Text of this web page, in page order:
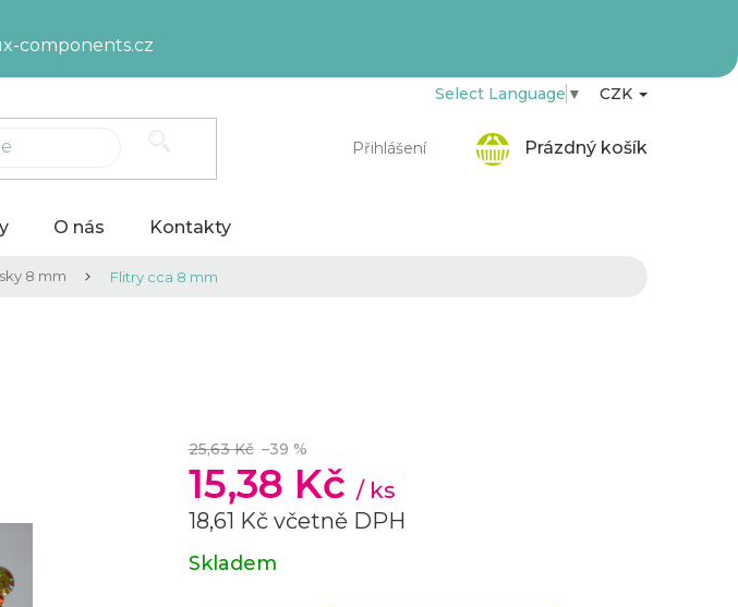
components.cz
Přihlášení
Select Language ▼ CZK
Prázdný košík
O nás Kontakty
8 mm Flitry cca 8 mm
25,63 Kč –39 %
15,38 Kč / ks
18,61 Kč včetně DPH
Měrná
cena:
Skladem